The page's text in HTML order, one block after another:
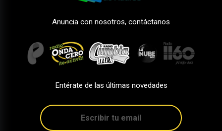
Anuncia con nosotros, contáctanos
Entérate de las últimas novedades